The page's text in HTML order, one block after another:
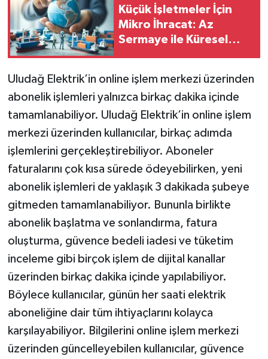
Küçük İşletmeler İçin
Mikro İhracat: Az
Sermaye ile Küresel
Uludağ Elektrik’in online işlem merkezi üzerinden
abonelik işlemleri yalnızca birkaç dakika içinde
tamamlanabiliyor. Uludağ Elektrik’in online işlem
merkezi üzerinden kullanıcılar, birkaç adımda
işlemlerini gerçekleştirebiliyor. Aboneler
faturalarını çok kısa sürede ödeyebilirken, yeni
abonelik işlemleri de yaklaşık 3 dakikada şubeye
gitmeden tamamlanabiliyor. Bununla birlikte
abonelik başlatma ve sonlandırma, fatura
oluşturma, güvence bedeli iadesi ve tüketim
inceleme gibi birçok işlem de dijital kanallar
üzerinden birkaç dakika içinde yapılabiliyor.
Böylece kullanıcılar, günün her saati elektrik
aboneliğine dair tüm ihtiyaçlarını kolayca
karşılayabiliyor. Bilgilerini online işlem merkezi
üzerinden güncelleyebilen kullanıcılar, güvence